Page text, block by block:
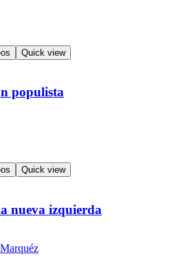
Quick view
populista
Quick view
nueva izquierda